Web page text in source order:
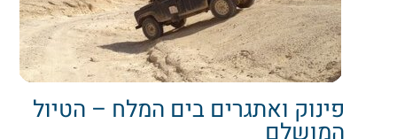
פינוק ואתגרים בים המלח – הטיול